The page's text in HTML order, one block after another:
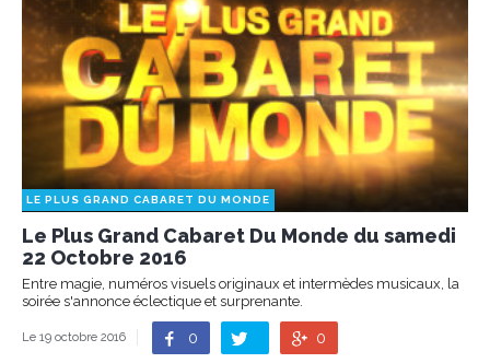
LE PLUS GRAND CABARET DU MONDE
Le Plus Grand Cabaret Du Monde du samedi
22 Octobre 2016
Entre magie, numéros visuels originaux et intermèdes musicaux, la
soirée s'annonce éclectique et surprenante.
Le 19 octobre 2016 0 0